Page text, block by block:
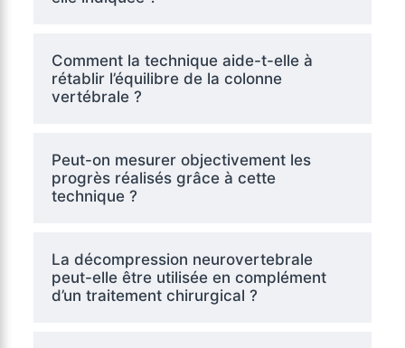
Comment la technique aide-t-elle à
rétablir l’équilibre de la colonne
vertébrale ?
Peut-on mesurer objectivement les
progrès réalisés grâce à cette
technique ?
La décompression neurovertebrale
peut-elle être utilisée en complément
d’un traitement chirurgical ?